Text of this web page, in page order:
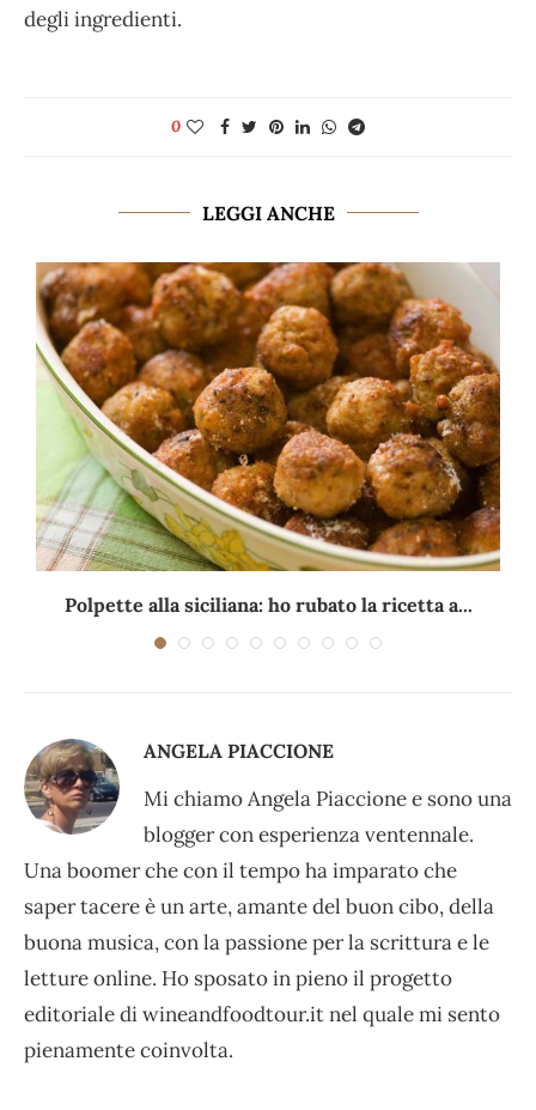
degli ingredienti.
0
LEGGI ANCHE
Polpette alla siciliana: ho rubato la ricetta a...
ANGELA PIACCIONE
Mi chiamo Angela Piaccione e sono una
blogger con esperienza ventennale.
Una boomer che con il tempo ha imparato che
saper tacere è un arte, amante del buon cibo, della
buona musica, con la passione per la scrittura e le
letture online. Ho sposato in pieno il progetto
editoriale di wineandfoodtour.it nel quale mi sento
pienamente coinvolta.